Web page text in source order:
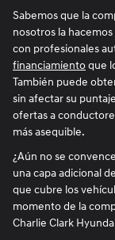
Sabemos que la
nosotros la
con profesionales
financiamientoque
También puede
sin afectar su
ofertas a
más asequible.
¿Aún no se
una capa adicional
que cubre los
momento de la
Charlie Clark